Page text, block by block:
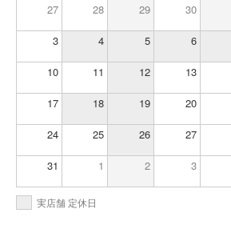
27 28 29 30
3 4 5 6
10 11 12 13
17 18 19 20
24 25 26 27
31 1 2 3
実店舗 定休日